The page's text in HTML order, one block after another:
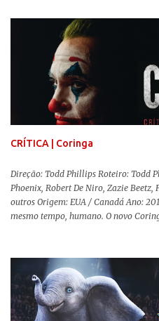
reproduzir alguns elementos que
(The Office). Aqui os “monstros” com
Terra que estavam presos por
libertando-os pelo mundo. O
uma pequena vantagem em relação
viver em silêncio pelo fato da filha
amam filmes com temática
como entretenimento mediano. Todo
CRÍTICA | Coringa
Direção: Todd Phillips Roteiro: Todd
Phoenix, Robert De Niro, Zazie
outros Origem: EUA / Canadá Ano:
mesmo tempo, humano. O novo
Comics . É importante ressaltar que
menos de vilão. O longa de Todd
trajetória profunda do reflexo da
humano, capaz de causar
projeção, e por mais um bom tempo